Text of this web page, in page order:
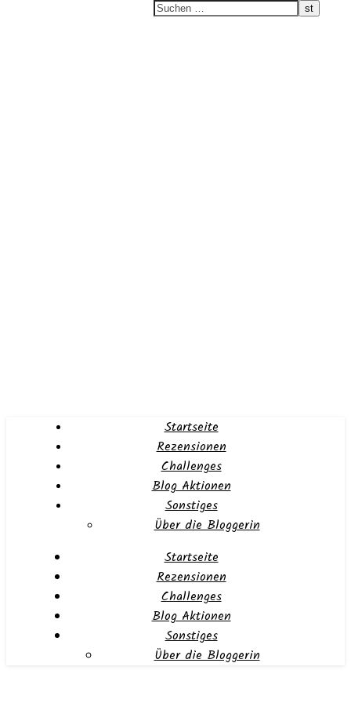
Startseite
Rezensionen
Challenges
Blog Aktionen
Sonstiges
Über die Bloggerin
Startseite
Rezensionen
Challenges
Blog Aktionen
Sonstiges
Über die Bloggerin